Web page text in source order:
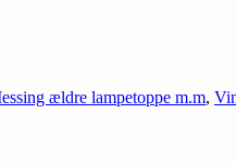
ældre lampetoppe m.m,